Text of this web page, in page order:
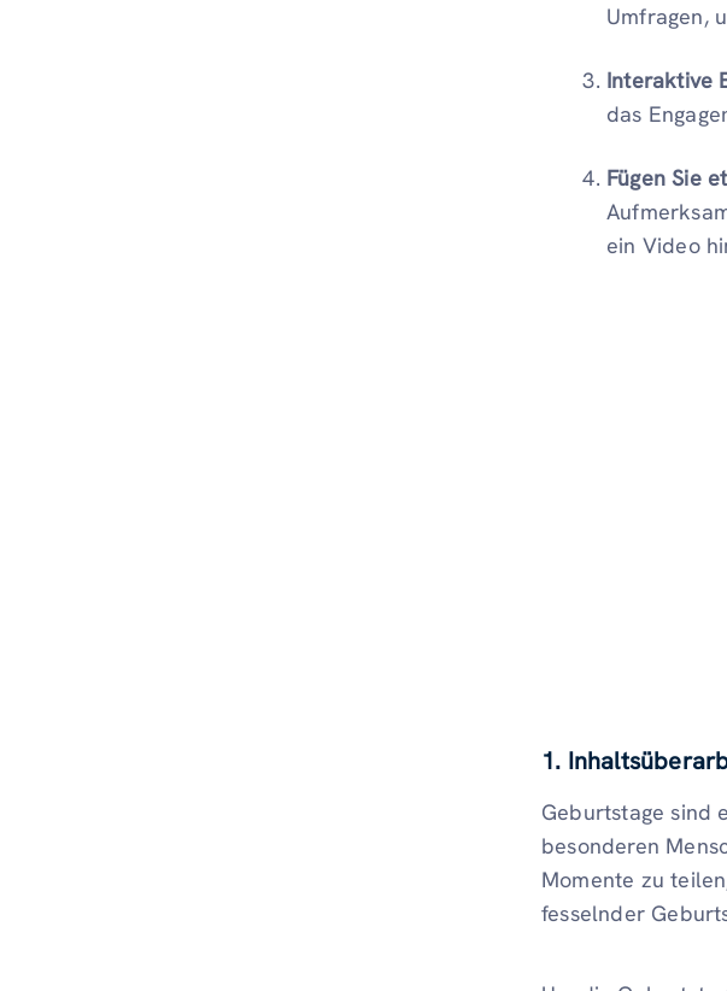
Umfragen,
Interaktive
das
Fügen Sie
ein Video
1.
Geburtstage sind
besonderen
Momente zu
fesselnder